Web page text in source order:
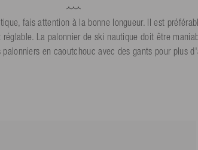
fais attention à la bonne longueur. Il est
La palonnier de ski nautique doit être
en caoutchouc avec des gants pour plus